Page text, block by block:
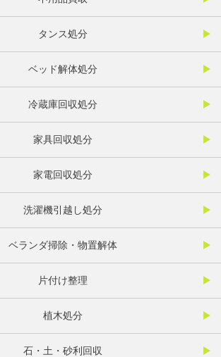
タンス処分
ベッド解体処分
冷蔵庫回収処分
家具回収処分
家電回収処分
洗濯機引越し処分
ベランダ掃除・物置解体
片付け整理
植木処分
石・土・砂利回収